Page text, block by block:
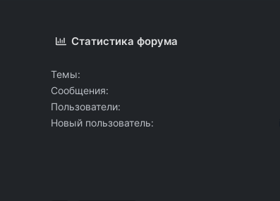
Статистика форума
Темы
Сообщения
Пользователи
Новый пользователь